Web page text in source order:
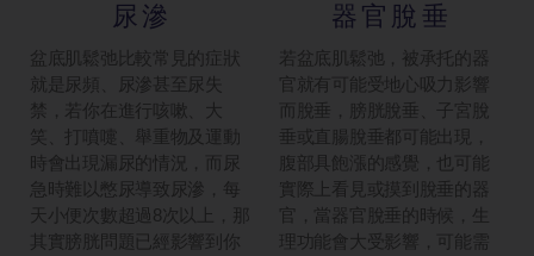
尿滲
盆底肌鬆弛比較常見的症狀
就是尿頻、尿滲甚至尿失
禁，若你在進行咳嗽、大
笑、打噴嚏、舉重物及運動
時會出現漏尿的情況，而尿
急時難以憋尿導致尿滲，每
天小便次數超過8次以上，那
其實膀胱問題已經影響到你
器官脫垂
若盆底肌鬆弛，被承托的器
官就有可能受地心吸力影響
而脫垂，膀胱脫垂、子宮脫
垂或直腸脫垂都可能出現，
腹部具飽漲的感覺，也可能
實際上看見或摸到脫垂的器
官，當器官脫垂的時候，生
理功能會大受影響，可能需